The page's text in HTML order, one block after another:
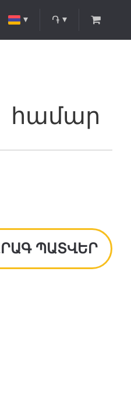
֏
համար
ՊԱՏՎԵՐ